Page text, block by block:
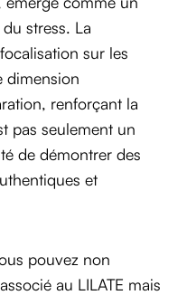
stress. La
sur les
dimension
renforçant la
pas seulement un
de démontrer des
et
pouvez non
au LILATE mais